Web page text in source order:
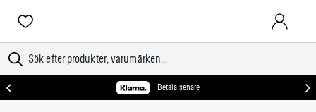
LOGGA IN
Betala senare